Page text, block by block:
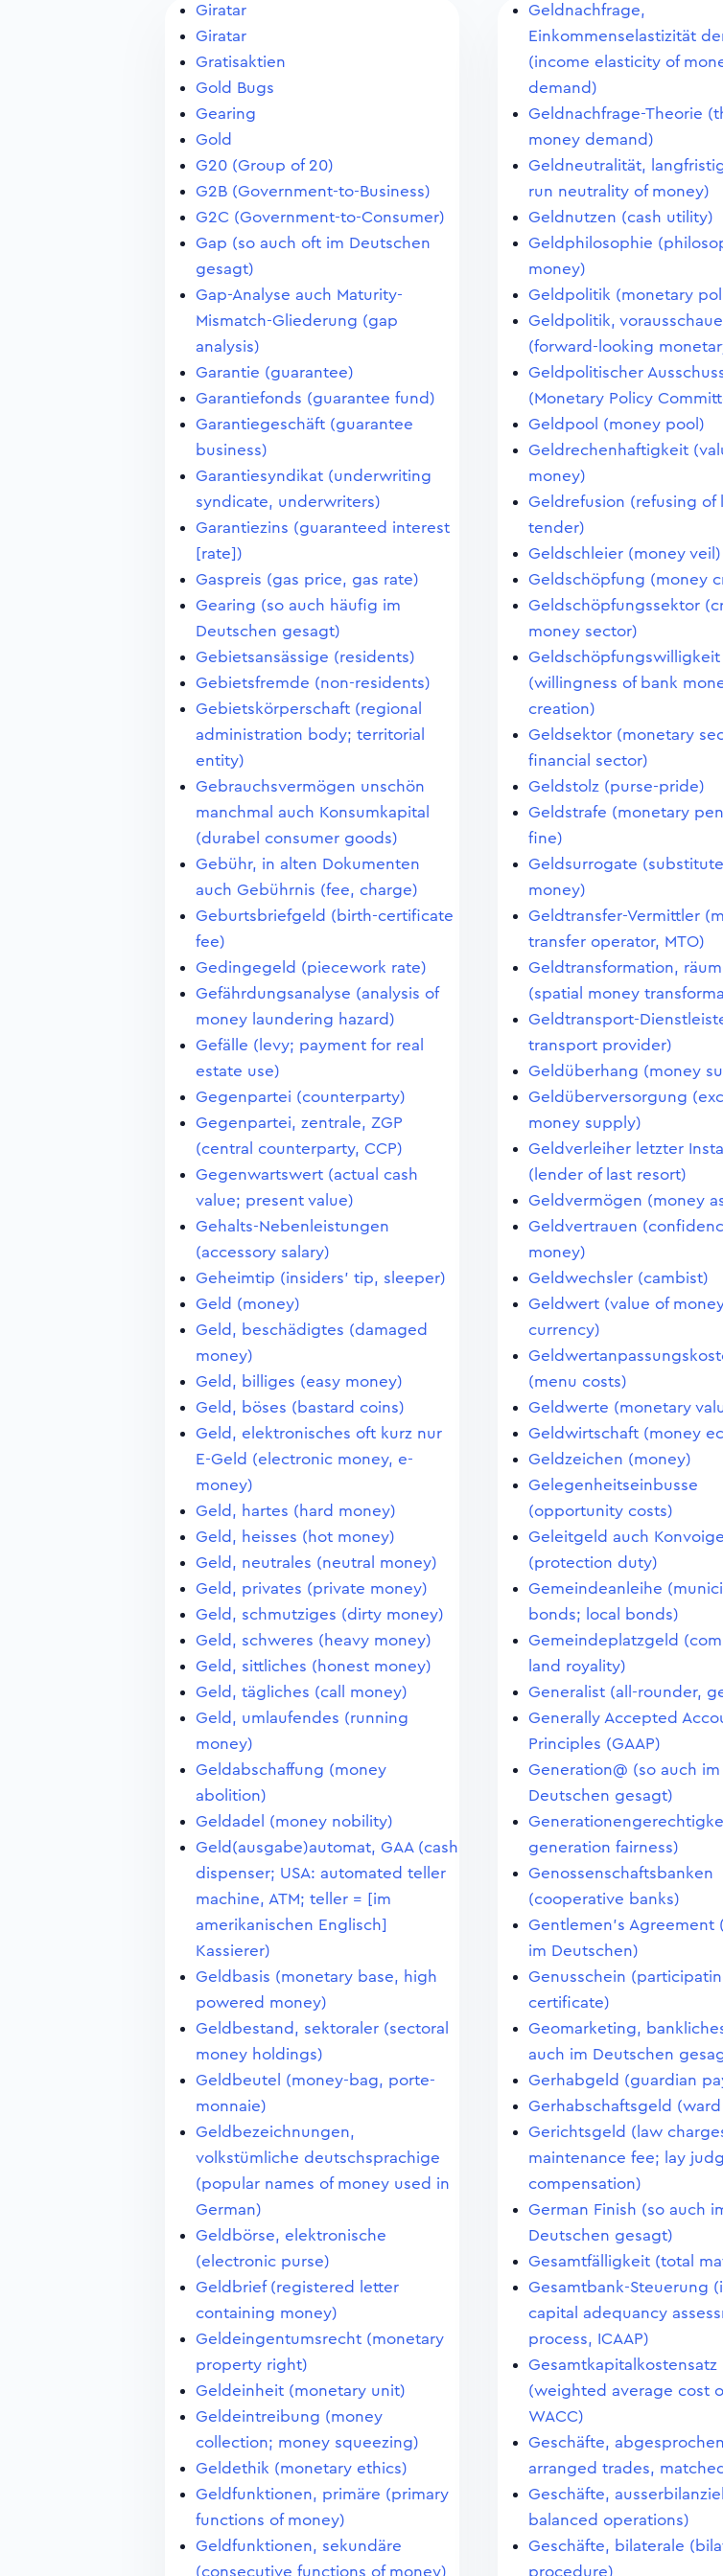
Giratar
Giratar
Gratisaktien
Gold Bugs
Gearing
Gold
G20 (Group of 20)
G2B (Government-to-Business)
G2C (Government-to-Consumer)
Gap (so auch oft im Deutschen
gesagt)
Gap-Analyse auch Maturity-
Mismatch-Gliederung (gap
analysis)
Garantie (guarantee)
Garantiefonds (guarantee fund)
Garantiegeschäft (guarantee
business)
Garantiesyndikat (underwriting
syndicate, underwriters)
Garantiezins (guaranteed interest
[rate])
Gaspreis (gas price, gas rate)
Gearing (so auch häufig im
Deutschen gesagt)
Gebietsansässige (residents)
Gebietsfremde (non-residents)
Gebietskörperschaft (regional
administration body; territorial
entity)
Gebrauchsvermögen unschön
manchmal auch Konsumkapital
(durabel consumer goods)
Gebühr, in alten Dokumenten
auch Gebührnis (fee, charge)
Geburtsbriefgeld (birth-certificate
fee)
Gedingegeld (piecework rate)
Gefährdungsanalyse (analysis of
money laundering hazard)
Gefälle (levy; payment for real
estate use)
Gegenpartei (counterparty)
Gegenpartei, zentrale, ZGP
(central counterparty, CCP)
Gegenwartswert (actual cash
value; present value)
Gehalts-Nebenleistungen
(accessory salary)
Geheimtip (insiders' tip, sleeper)
Geld (money)
Geld, beschädigtes (damaged
money)
Geld, billiges (easy money)
Geld, böses (bastard coins)
Geld, elektronisches oft kurz nur
E-Geld (electronic money, e-
money)
Geld, hartes (hard money)
Geld, heisses (hot money)
Geld, neutrales (neutral money)
Geld, privates (private money)
Geld, schmutziges (dirty money)
Geld, schweres (heavy money)
Geld, sittliches (honest money)
Geld, tägliches (call money)
Geld, umlaufendes (running
money)
Geldabschaffung (money
abolition)
Geldadel (money nobility)
Geld(ausgabe)automat, GAA (cash
dispenser; USA: automated teller
machine, ATM; teller = [im
amerikanischen Englisch]
Kassierer)
Geldbasis (monetary base, high
powered money)
Geldbestand, sektoraler (sectoral
money holdings)
Geldbeutel (money-bag, porte-
monnaie)
Geldbezeichnungen,
volkstümliche deutschsprachige
(popular names of money used in
German)
Geldbörse, elektronische
(electronic purse)
Geldbrief (registered letter
containing money)
Geldeingentumsrecht (monetary
property right)
Geldeinheit (monetary unit)
Geldeintreibung (money
collection; money squeezing)
Geldethik (monetary ethics)
Geldfunktionen, primäre (primary
functions of money)
Geldfunktionen, sekundäre
(consecutive functions of money)
Geldnachfrage,
Einkommenselastizität
(income elasticity of
demand)
Geldnachfrage-Theorie
money demand)
Geldneutralität,
run neutrality of money)
Geldnutzen (cash utility)
Geldphilosophie
money)
Geldpolitik (monetary
Geldpolitik,
(forward-looking
Geldpolitischer
(Monetary Policy
Geldpool (money pool)
Geldrechenhaftigkeit
money)
Geldrefusion (refusing of
tender)
Geldschleier (money veil)
Geldschöpfung (money
Geldschöpfungssektor
money sector)
Geldschöpfungswilligkeit
(willingness of bank
creation)
Geldsektor (monetary
financial sector)
Geldstolz (purse-pride)
Geldstrafe (monetary
fine)
Geldsurrogate
money)
Geldtransfer-Vermittler
transfer operator, MTO)
Geldtransformation,
(spatial money
Geldtransport-
transport provider)
Geldüberhang (money
Geldüberversorgung
money supply)
Geldverleiher letzter
(lender of last resort)
Geldvermögen (money
Geldvertrauen
money)
Geldwechsler (cambist)
Geldwert (value of
currency)
(menu costs)
Geldwerte (monetary
Geldwirtschaft (money
Geldzeichen (money)
Gelegenheitseinbusse
(opportunity costs)
Geleitgeld auch
(protection duty)
Gemeindeanleihe
bonds; local bonds)
Gemeindeplatzgeld
land royality)
Generalist (all-rounder,
Generally Accepted
Principles (GAAP)
Generation@ (so auch im
Deutschen gesagt)
generation fairness)
Genossenschaftsbanken
(cooperative banks)
Gentlemen's Agreement
im Deutschen)
Genusschein
certificate)
Geomarketing,
auch im Deutschen
Gerhabgeld (guardian
Gerhabschaftsgeld
Gerichtsgeld (law
maintenance fee; lay
compensation)
German Finish (so auch
Deutschen gesagt)
Gesamtfälligkeit (total
Gesamtbank-Steuerung
capital adequancy
process, ICAAP)
Gesamtkapitalkostensatz
(weighted average cost
WACC)
Geschäfte,
arranged trades,
Geschäfte,
balanced operations)
Geschäfte, bilaterale
procedure)